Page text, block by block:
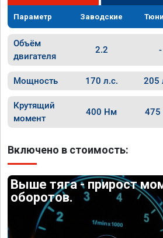
Параметр Заводские
Объём
двигателя
2.2 -
Мощность 170 л.с. 205
Крутящий
момент
400 Нм
Включено в стоимость:
Выше тяга - прирост
оборотов.